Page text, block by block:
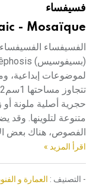
فسيفساء
- Mosaïque
لموضوعات إبداعية،
حجرية أصلية ملونة
متنوعة لتلوينها.
الفصوص، هناك بعض
اقرأ المزيد »
- التصنيف : العمارة و